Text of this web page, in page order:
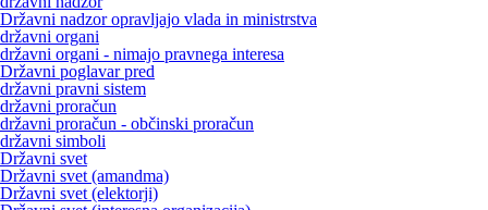
Državni nadzor opravljajo vlada in ministrstva
državni organi
državni organi - nimajo pravnega interesa
Državni poglavar pred
državni pravni sistem
državni proračun
državni proračun - občinski proračun
državni simboli
Državni svet
Državni svet (amandma)
Državni svet (elektorji)